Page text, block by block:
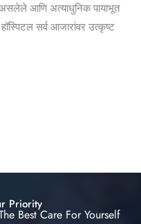
आणि अत्याधुनिक पायाभूत
सर्व आजारांवर उत्कृष्ट
Priority
Best Care For Yourself